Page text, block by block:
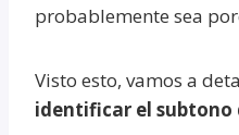
probablemente sea
Visto esto, vamos a
identificar el subtono